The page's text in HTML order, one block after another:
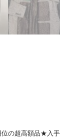
位の超高額品★入手